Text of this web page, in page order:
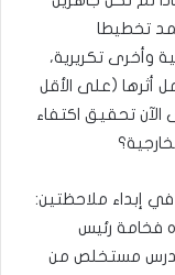
تخطيطا
وأخرى تكريرية،
أثرها (على الأقل
تحقيق اكتفاء
إبداء ملاحظتين:
فخامة رئيس
كدرس مستخلص من